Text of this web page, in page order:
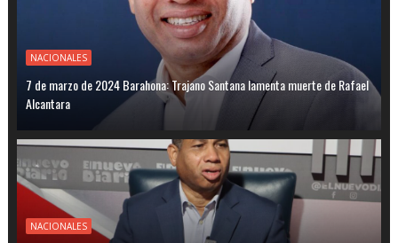
NACIONALES
7 de marzo de 2024 Barahona: Trajano Santana lamenta muerte de Rafael
Alcantara
NACIONALES